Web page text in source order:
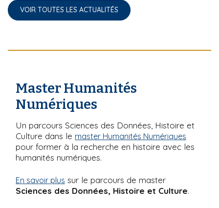
VOIR TOUTES LES ACTUALITÉS
Master Humanités
Numériques
Un parcours Sciences des Données, Histoire et
Culture dans le master Humanités Numériques
pour former à la recherche en histoire avec les
humanités numériques.
En savoir plus sur le parcours de master
Sciences des Données, Histoire et Culture.